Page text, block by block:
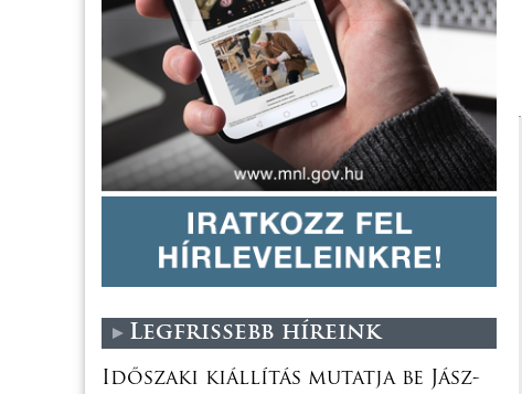
Legfrissebb híreink
Időszaki kiállítás mutatja be Jász-